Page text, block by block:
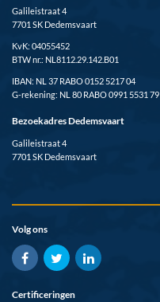
Galileistraat 4
7701 SK Dedemsvaart
KvK: 04055452
BTW nr.: NL8112.29.142.B01
IBAN: NL 37 RABO 0152 5217 04
G-rekening: NL 80 RABO 0991 5531 79
Bezoekadres Dedemsvaart
Galileistraat 4
7701 SK Dedemsvaart
Volg ons
Certificeringen